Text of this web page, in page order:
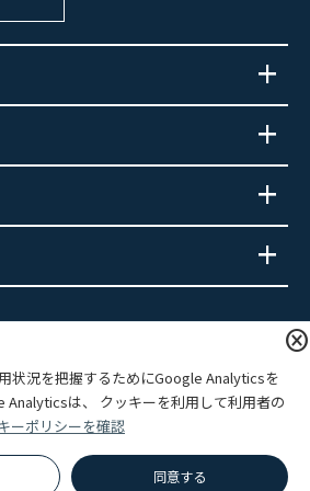
cancel
状況を把握するためにGoogle Analyticsを
Analyticsは、 クッキーを利用して利用者の
ーポリシーを確認
同意する
サイトマップ